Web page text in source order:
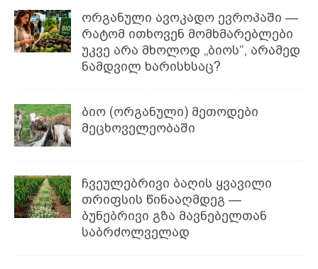
ორგანული ავოკადო ევროპაში —
რატომ ითხოვენ მომხმარებლები
უკვე არა მხოლოდ „ბიოს“, არამედ
ნამდვილ ხარისხსაც?
ბიო (ორგანული) მეთოდები
მეცხოველეობაში
ჩვეულებრივი ბაღის ყვავილი
თრიფსის წინააღმდეგ —
ბუნებრივი გზა მავნებელთან
საბრძოლველად